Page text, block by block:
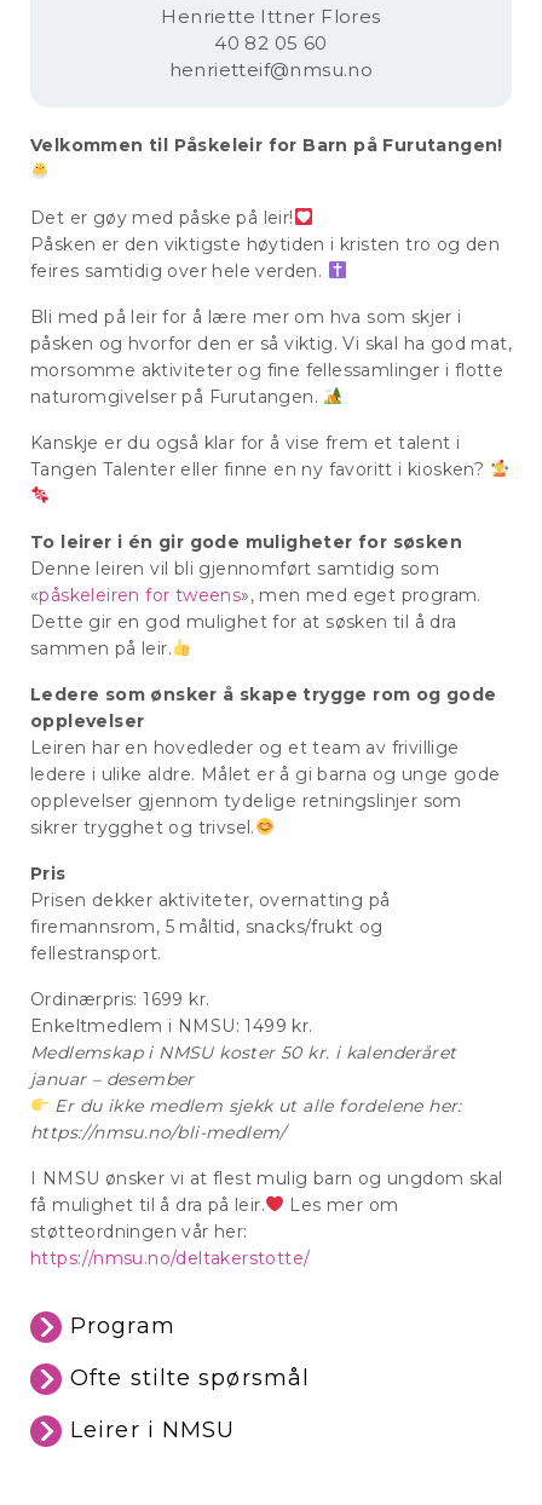
Henriette Ittner Flores
40 82 05 60
henrietteif@nmsu.no
Velkommen til Påskeleir for Barn på Furutangen!
Det er gøy med påske på leir!
Påsken er den viktigste høytiden i kristen tro og den
feires samtidig over hele verden.
Bli med på leir for å lære mer om hva som skjer i
påsken og hvorfor den er så viktig. Vi skal ha god mat,
morsomme aktiviteter og fine fellessamlinger i flotte
naturomgivelser på Furutangen.
Kanskje er du også klar for å vise frem et talent i
Tangen Talenter eller finne en ny favoritt i kiosken?
To leirer i én gir gode muligheter for søsken
Denne leiren vil bli gjennomført samtidig som
«påskeleiren for tweens», men med eget program.
Dette gir en god mulighet for at søsken til å dra
sammen på leir.
Ledere som ønsker å skape trygge rom og gode
opplevelser
Leiren har en hovedleder og et team av frivillige
ledere i ulike aldre. Målet er å gi barna og unge gode
opplevelser gjennom tydelige retningslinjer som
sikrer trygghet og trivsel.
Pris
Prisen dekker aktiviteter, overnatting på
firemannsrom, 5 måltid, snacks/frukt og
fellestransport.
Ordinærpris: 1699 kr.
Enkeltmedlem i NMSU: 1499 kr.
Medlemskap i NMSU koster 50 kr. i kalenderåret
januar – desember
Er du ikke medlem sjekk ut alle fordelene her:
https://nmsu.no/bli-medlem/
I NMSU ønsker vi at flest mulig barn og ungdom skal
få mulighet til å dra på leir.
Les mer om
støtteordningen vår her:
https://nmsu.no/deltakerstotte/
Program
Ofte stilte spørsmål
Leirer i NMSU